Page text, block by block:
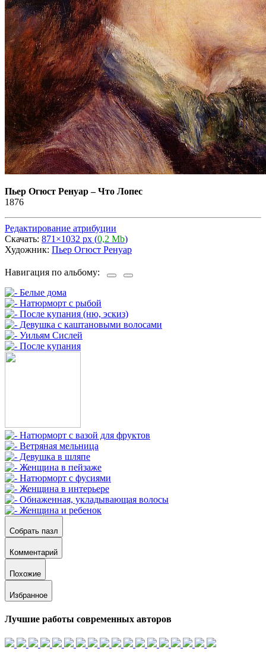
Пьер Огюст Ренуар–Что Лопес
1876
Редактирование атрибуции
Скачать: 871×1032 px (0,2 Mb)
Художник: Пьер Огюст Ренуар
Навигация по альбому:
Собрать пазл
Комментарий
Похожие
Избранное
Лучшие работы современных авторов